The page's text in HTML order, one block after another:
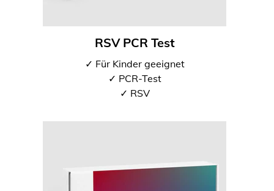
RSV PCR Test
✓ Für Kinder geeignet
✓ PCR-Test
✓ RSV